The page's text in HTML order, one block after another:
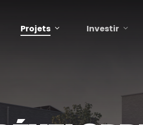
Projets Investir